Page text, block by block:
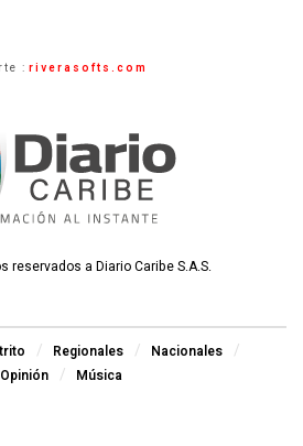
: riverasofts.com
reservados a Diario Caribe S.A.S.
Regionales
Nacionales
Opinión Música